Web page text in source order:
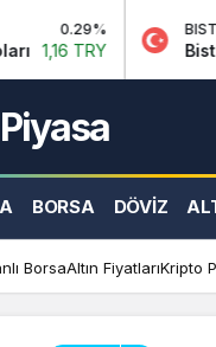
BIST -
Bist 100
BORSA DÖVIZ
BorsaAltın FiyatlarıKripto